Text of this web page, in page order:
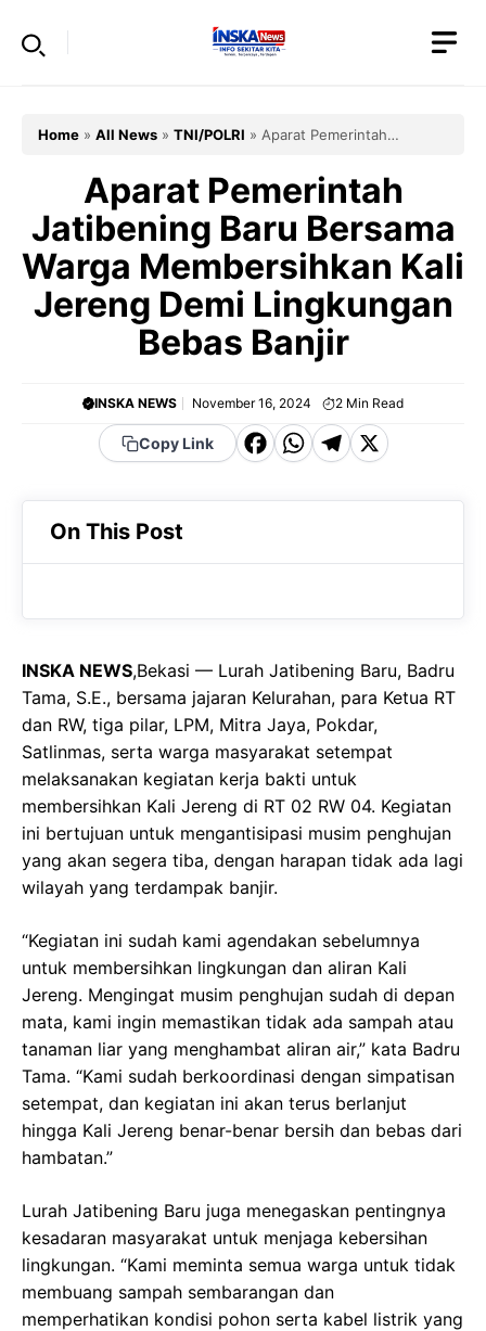
Home » All News » TNI/POLRI » Aparat Pemerintah
Demi Lingkungan Bebas Banjir
Aparat Pemerintah
Jatibening Baru Bersama
Warga Membersihkan Kali
Jereng Demi Lingkungan
Bebas Banjir
INSKA NEWS November 16, 2024 2 Min Read
Copy Link
F
c
o
o
k
W
a
A
p
p
T
e
a
m
X
On This Post
INSKA NEWS,Bekasi — Lurah Jatibening Baru, Badru
Tama, S.E., bersama jajaran Kelurahan, para Ketua RT
dan RW, tiga pilar, LPM, Mitra Jaya, Pokdar,
Satlinmas, serta warga masyarakat setempat
melaksanakan kegiatan kerja bakti untuk
membersihkan Kali Jereng di RT 02 RW 04. Kegiatan
ini bertujuan untuk mengantisipasi musim penghujan
yang akan segera tiba, dengan harapan tidak ada lagi
wilayah yang terdampak banjir.
“Kegiatan ini sudah kami agendakan sebelumnya
untuk membersihkan lingkungan dan aliran Kali
Jereng. Mengingat musim penghujan sudah di depan
mata, kami ingin memastikan tidak ada sampah atau
tanaman liar yang menghambat aliran air,” kata Badru
Tama. “Kami sudah berkoordinasi dengan simpatisan
setempat, dan kegiatan ini akan terus berlanjut
hingga Kali Jereng benar-benar bersih dan bebas dari
hambatan.”
Lurah Jatibening Baru juga menegaskan pentingnya
kesadaran masyarakat untuk menjaga kebersihan
lingkungan. “Kami meminta semua warga untuk tidak
membuang sampah sembarangan dan
memperhatikan kondisi pohon serta kabel listrik yang